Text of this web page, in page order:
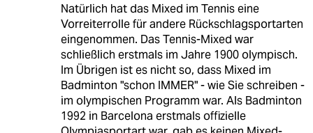
Natürlich hat das Mixed im Tennis eine
Vorreiterrolle für andere Rückschlagsportarten
eingenommen. Das Tennis-Mixed war
schließlich erstmals im Jahre 1900 olympisch.
Im Übrigen ist es nicht so, dass Mixed im
Badminton "schon IMMER" - wie Sie schreiben -
im olympischen Programm war. Als Badminton
1992 in Barcelona erstmals offizielle